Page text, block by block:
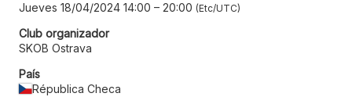
Jueves 18/04/2024 14:00 – 20:00 Etc/UTC
Club organizador
SKOB Ostrava
País
Républica Checa